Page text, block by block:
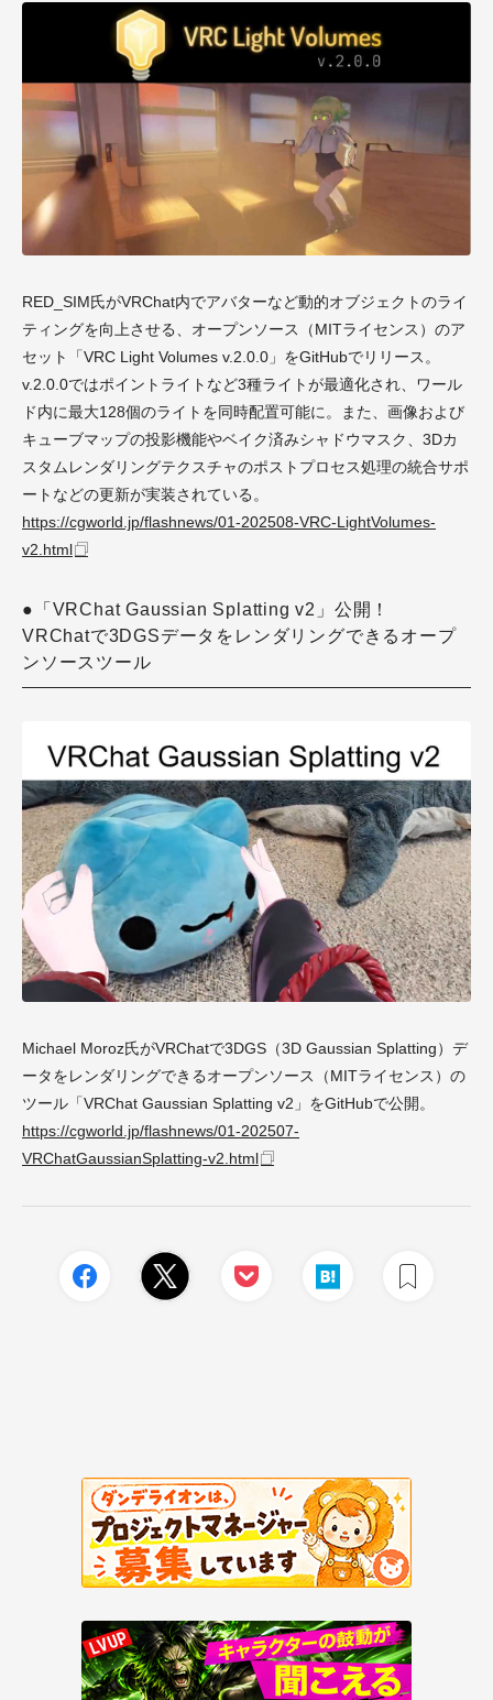
RED_SIM氏がVRChat内でアバターなど動的オブジェクトのライ
ティングを向上させる、オープンソース（MITライセンス）のア
セット「VRC Light Volumes v.2.0.0」をGitHubでリリース。
v.2.0.0ではポイントライトなど3種ライトが最適化され、ワール
ド内に最大128個のライトを同時配置可能に。また、画像および
キューブマップの投影機能やベイク済みシャドウマスク、3Dカ
スタムレンダリングテクスチャのポストプロセス処理の統合サポ
ートなどの更新が実装されている。
https://cgworld.jp/flashnews/01-202508-VRC-LightVolumes-
v2.html
●「VRChat Gaussian Splatting v2」公開！
VRChatで3DGSデータをレンダリングできるオープ
ンソースツール
Michael Moroz氏がVRChatで3DGS（3D Gaussian Splatting）デ
ータをレンダリングできるオープンソース（MITライセンス）の
ツール「VRChat Gaussian Splatting v2」をGitHubで公開。
https://cgworld.jp/flashnews/01-202507-
VRChatGaussianSplatting-v2.html